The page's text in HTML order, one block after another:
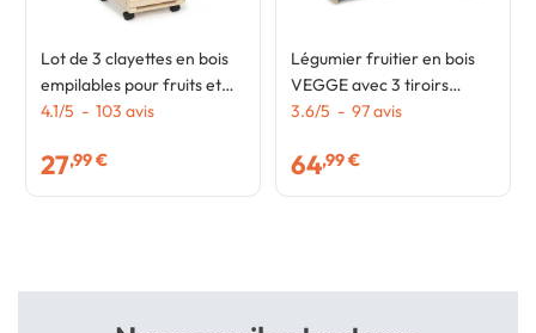
Lot de 3 clayettes en bois
empilables pour fruits et
légumes
4.1/5 - 103 avis
27,99 €
Légumier fruitier en bois
VEGGE avec 3 tiroirs
amovibles
3.6/5 - 97avis
64,99 €